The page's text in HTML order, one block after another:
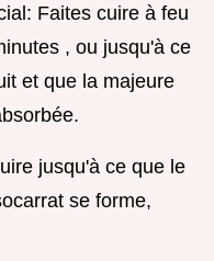
Faites cuire à feu
, ou jusqu'à ce
et que la majeure
jusqu'à ce que le
se forme,